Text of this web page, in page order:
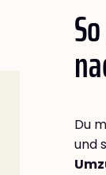
Du
und